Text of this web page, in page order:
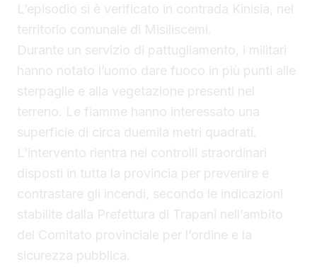
L’episodio si è verificato in contrada Kinisia, nel
territorio comunale di Misiliscemi.
Durante un servizio di pattugliamento, i militari
hanno notato l’uomo dare fuoco in più punti alle
sterpaglie e alla vegetazione presenti nel
terreno. Le fiamme hanno interessato una
superficie di circa duemila metri quadrati.
L’intervento rientra nei controlli straordinari
disposti in tutta la provincia per prevenire e
contrastare gli incendi, secondo le indicazioni
stabilite dalla Prefettura di Trapani nell’ambito
del Comitato provinciale per l’ordine e la
sicurezza pubblica.